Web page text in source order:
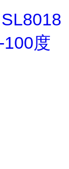
度